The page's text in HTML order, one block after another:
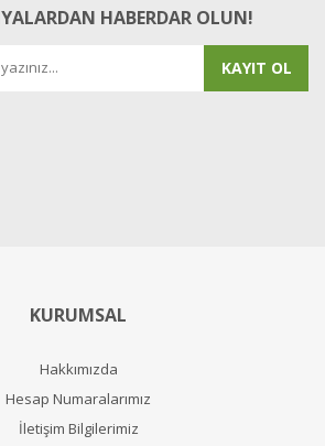
HABERDAR OLUN!
KAYIT OL
KURUMSAL
Hakkımızda
Hesap Numaralarımız
İletişim Bilgilerimiz